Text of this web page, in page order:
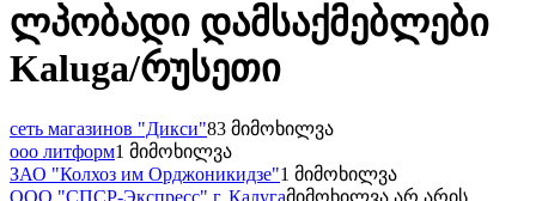
ლპობადი დამსაქმებლები
Kaluga/რუსეთი
сеть магазинов "Дикси"83 მიმოხილვა
ооо литформ1 მიმოხილვა
ЗАО "Колхоз им Орджоникидзе"1 მიმოხილვა
ООО "СПСР-Экспресс" г. Калугаმიმოხილვა არ არის